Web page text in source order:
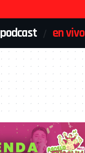
podcast en vivo